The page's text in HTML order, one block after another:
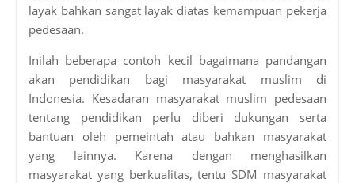
layak bahkan sangat layak diatas kemampuan pekerja
pedesaan.
Inilah beberapa contoh kecil bagaimana pandangan
akan pendidikan bagi masyarakat muslim di
Indonesia. Kesadaran masyarakat muslim pedesaan
tentang pendidikan perlu diberi dukungan serta
bantuan oleh pemeintah atau bahkan masyarakat
yang lainnya. Karena dengan menghasilkan
masyarakat yang berkualitas, tentu SDM masyarakat